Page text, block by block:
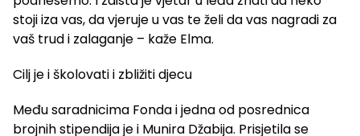
stoji iza vas, da vjeruje u vas te želi da vas nagradi za
vaš trud i zalaganje – kaže Elma.
Cilj je i školovati i zbližiti djecu
Među saradnicima Fonda i jedna od posrednica
brojnih stipendija je i Munira Džabija. Prisjetila se